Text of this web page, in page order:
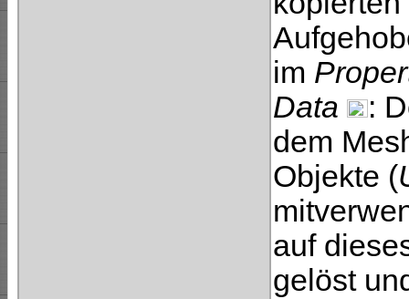
im
Data
:
dem
Objekte (
auf
gelöst